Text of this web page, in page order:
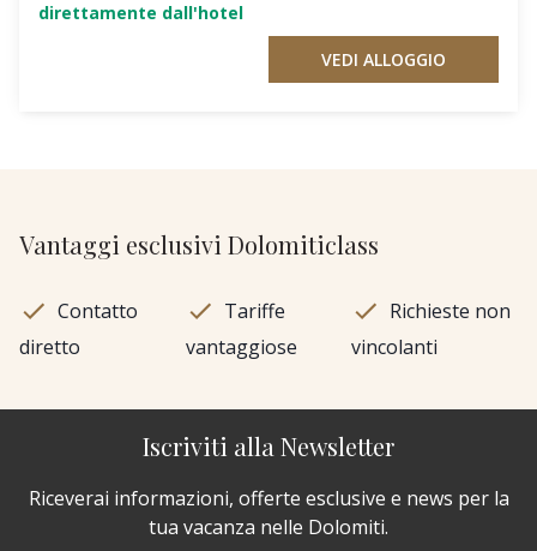
direttamente dall'hotel
VEDI ALLOGGIO
Vantaggi esclusivi Dolomiticlass
Contatto
diretto
Tariffe
vantaggiose
Richieste non
vincolanti
Iscriviti alla Newsletter
Riceverai informazioni, offerte esclusive e news per la
tua vacanza nelle Dolomiti.